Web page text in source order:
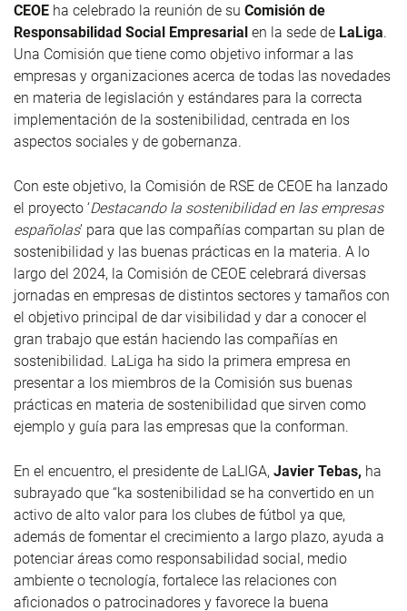
CEOE ha celebrado la reunión de su Comisión de
Responsabilidad Social Empresarial en la sede de LaLiga.
Una Comisión que tiene como objetivo informar a las
empresas y organizaciones acerca de todas las novedades
en materia de legislación y estándares para la correcta
implementación de la sostenibilidad, centrada en los
aspectos sociales y de gobernanza.
Con este objetivo, la Comisión de RSE de CEOE ha lanzado
el proyecto ‘Destacando la sostenibilidad en las empresas
españolas’ para que las compañías compartan su plan de
sostenibilidad y las buenas prácticas en la materia. A lo
largo del 2024, la Comisión de CEOE celebrará diversas
jornadas en empresas de distintos sectores y tamaños con
el objetivo principal de dar visibilidad y dar a conocer el
gran trabajo que están haciendo las compañías en
sostenibilidad. LaLiga ha sido la primera empresa en
presentar a los miembros de la Comisión sus buenas
prácticas en materia de sostenibilidad que sirven como
ejemplo y guía para las empresas que la conforman.
En el encuentro, el presidente de LaLIGA, Javier Tebas, ha
subrayado que “ka sostenibilidad se ha convertido en un
activo de alto valor para los clubes de fútbol ya que,
además de fomentar el crecimiento a largo plazo, ayuda a
potenciar áreas como responsabilidad social, medio
ambiente o tecnología, fortalece las relaciones con
aficionados o patrocinadores y favorece la buena